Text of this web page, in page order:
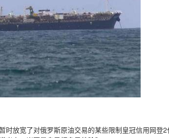
时放宽了对俄罗斯原油交易的某些限制皇冠信用网登